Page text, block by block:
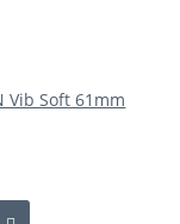
Vib Soft 61mm